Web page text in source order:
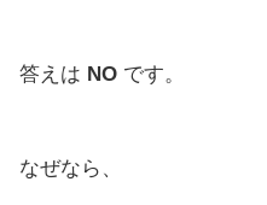
答えは NO です。
なぜなら、